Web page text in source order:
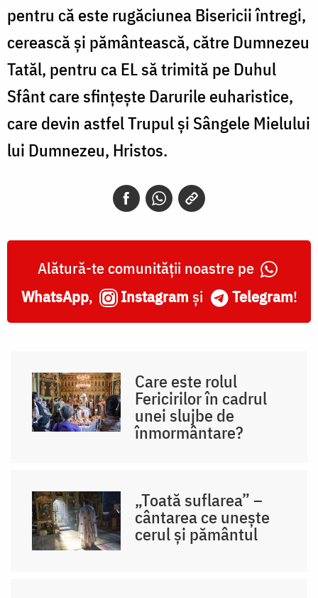
pentru că este rugăciunea Bisericii întregi,
cerească şi pământească, către Dumnezeu
Tatăl, pentru ca EL să trimită pe Duhul
Sfânt care sfinţeşte Darurile euharistice,
care devin astfel Trupul şi Sângele Mielului
lui Dumnezeu, Hristos.
Alătură-te comunității noastre pe
WhatsApp, Instagram și Telegram!
Care este rolul
Fericirilor în cadrul
unei slujbe de
înmormântare?
„Toată suflarea” –
cântarea ce unește
cerul și pământul